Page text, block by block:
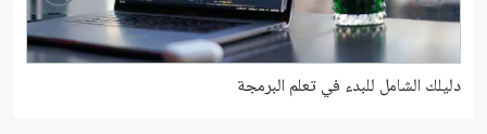
دليلك الشامل للبدء في تعلم البرمجة